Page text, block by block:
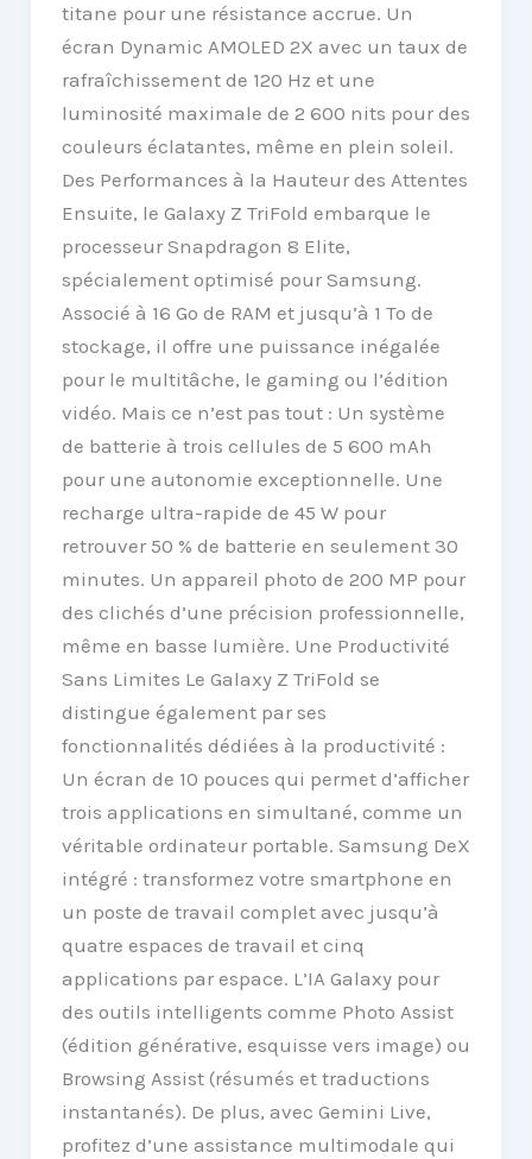
titane pour une résistance accrue. Un
écran Dynamic AMOLED 2X avec un taux de
rafraîchissement de 120 Hz et une
luminosité maximale de 2 600 nits pour des
couleurs éclatantes, même en plein soleil.
Des Performances à la Hauteur des Attentes
Ensuite, le Galaxy Z TriFold embarque le
processeur Snapdragon 8 Elite,
spécialement optimisé pour Samsung.
Associé à 16 Go de RAM et jusqu’à 1 To de
stockage, il offre une puissance inégalée
pour le multitâche, le gaming ou l’édition
vidéo. Mais ce n’est pas tout : Un système
de batterie à trois cellules de 5 600 mAh
pour une autonomie exceptionnelle. Une
recharge ultra-rapide de 45 W pour
retrouver 50 % de batterie en seulement 30
minutes. Un appareil photo de 200 MP pour
des clichés d’une précision professionnelle,
même en basse lumière. Une Productivité
Sans Limites Le Galaxy Z TriFold se
distingue également par ses
fonctionnalités dédiées à la productivité :
Un écran de 10 pouces qui permet d’afficher
trois applications en simultané, comme un
véritable ordinateur portable. Samsung DeX
intégré : transformez votre smartphone en
un poste de travail complet avec jusqu’à
quatre espaces de travail et cinq
applications par espace. L’IA Galaxy pour
des outils intelligents comme Photo Assist
(édition générative, esquisse vers image) ou
Browsing Assist (résumés et traductions
instantanés). De plus, avec Gemini Live,
profitez d’une assistance multimodale qui